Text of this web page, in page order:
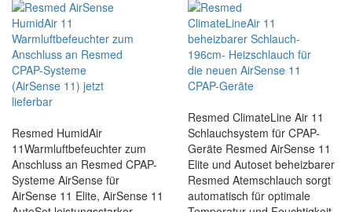
Resmed HumidAir
11Warmluftbefeuchter zum
Anschluss an Resmed CPAP-
Systeme AirSense für
AirSense 11 Elite, AirSense 11
Resmed ClimateLine Air 11
Schlauchsystem für CPAP-
Geräte Resmed AirSense 11
Elite und Autoset beheizbarer
Resmed Atemschlauch sorgt
automatisch für optimale